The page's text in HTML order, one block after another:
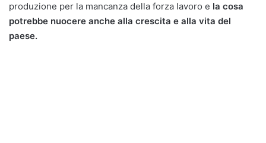
produzione per la mancanza della forza lavoro e la cosa
potrebbe nuocere anche alla crescita e alla vita del
paese.